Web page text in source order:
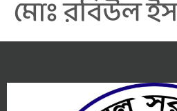
মোঃ রবিউল